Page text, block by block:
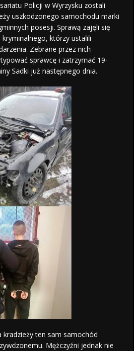
Policji w Wyrzysku zostali
uszkodzonego samochodu marki
posesji. Sprawą zajęli się
którzy ustalili
Zebrane przez nich
sprawcę i zatrzymać 19-
Sadki już następnego dnia.
kradzieży ten sam samochód
Mężczyźni jednak nie